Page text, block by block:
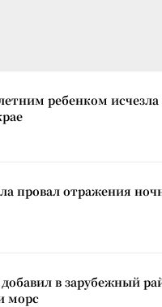
ребенком исчезла
провал отражения
в зарубежный
морс